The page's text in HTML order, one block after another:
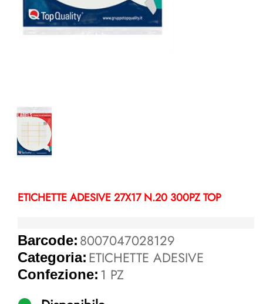
ETICHETTE ADESIVE 27X17 N.20 300PZ TOP
Barcode: 8007047028129
Categoria: ETICHETTE ADESIVE
Confezione: 1 PZ